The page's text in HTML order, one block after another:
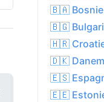
Thu, Aug 13
🇧🇦
🇧🇬
🇭🇷
🇩🇰
🇪🇸
🇪🇪